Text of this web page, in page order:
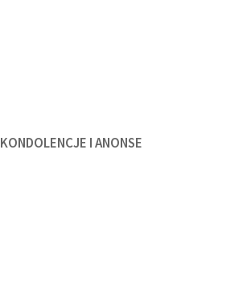
KONDOLENCJE I ANONSE